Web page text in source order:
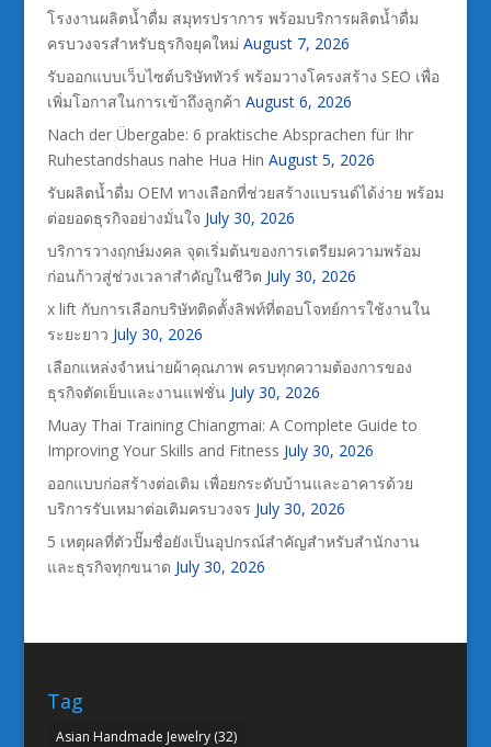
โรงงานผลิตน้ำดื่ม สมุทรปราการ พร้อมบริการผลิตน้ำดื่ม
ครบวงจรสำหรับธุรกิจยุคใหม่ August 7, 2026
รับออกแบบเว็บไซต์บริษัททัวร์ พร้อมวางโครงสร้าง SEO เพื่อ
เพิ่มโอกาสในการเข้าถึงลูกค้า August 6, 2026
Nach der Übergabe: 6 praktische Absprachen für Ihr
Ruhestandshaus nahe Hua Hin August 5, 2026
รับผลิตน้ำดื่ม OEM ทางเลือกที่ช่วยสร้างแบรนด์ได้ง่าย พร้อม
ต่อยอดธุรกิจอย่างมั่นใจ July 30, 2026
บริการวางฤกษ์มงคล จุดเริ่มต้นของการเตรียมความพร้อม
ก่อนก้าวสู่ช่วงเวลาสำคัญในชีวิต July 30, 2026
x lift กับการเลือกบริษัทติดตั้งลิฟท์ที่ตอบโจทย์การใช้งานใน
ระยะยาว July 30, 2026
เลือกแหล่งจำหน่ายผ้าคุณภาพ ครบทุกความต้องการของ
ธุรกิจตัดเย็บและงานแฟชั่น July 30, 2026
Muay Thai Training Chiangmai: A Complete Guide to
Improving Your Skills and Fitness July 30, 2026
ออกแบบก่อสร้างต่อเติม เพื่อยกระดับบ้านและอาคารด้วย
บริการรับเหมาต่อเติมครบวงจร July 30, 2026
5 เหตุผลที่ตัวปั๊มชื่อยังเป็นอุปกรณ์สำคัญสำหรับสำนักงาน
และธุรกิจทุกขนาด July 30, 2026
Tag
Asian Handmade Jewelry(32)